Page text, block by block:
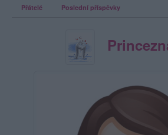
Přátelé Poslední příspěvky